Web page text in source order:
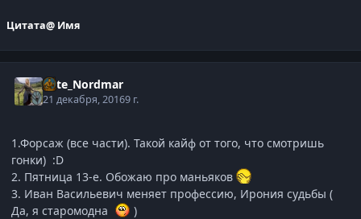
Цитата@ Имя
Kate_Nordmar
21 декабря, 20169 г.
1.Форсаж (все части). Такой кайф от того, что смотришь
гонки) :D
2. Пятница 13-е. Обожаю про маньяков
3. Иван Васильевич меняет профессию, Ирония судьбы (
Да, я старомодна
)